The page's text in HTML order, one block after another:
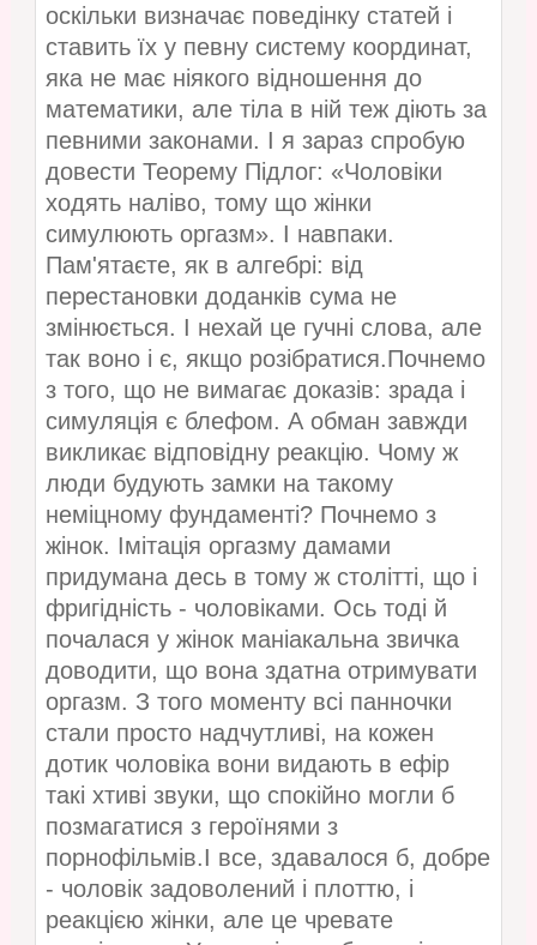
оскільки визначає поведінку статей і
ставить їх у певну систему координат,
яка не має ніякого відношення до
математики, але тіла в ній теж діють за
певними законами. І я зараз спробую
довести Теорему Підлог: «Чоловіки
ходять наліво, тому що жінки
симулюють оргазм». І навпаки.
Пам'ятаєте, як в алгебрі: від
перестановки доданків сума не
змінюється. І нехай це гучні слова, але
так воно і є, якщо розібратися.Почнемо
з того, що не вимагає доказів: зрада і
симуляція є блефом. А обман завжди
викликає відповідну реакцію. Чому ж
люди будують замки на такому
неміцному фундаменті? Почнемо з
жінок. Імітація оргазму дамами
придумана десь в тому ж столітті, що і
фригідність - чоловіками. Ось тоді й
почалася у жінок маніакальна звичка
доводити, що вона здатна отримувати
оргазм. З того моменту всі панночки
стали просто надчутливі, на кожен
дотик чоловіка вони видають в ефір
такі хтиві звуки, що спокійно могли б
позмагатися з героїнями з
порнофільмів.І все, здавалося б, добре
- чоловік задоволений і плоттю, і
реакцією жінки, але це чревате